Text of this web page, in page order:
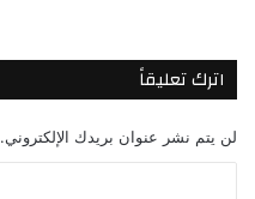
اترك تعليقاً
لن يتم نشر عنوان بريدك الإلكتروني.